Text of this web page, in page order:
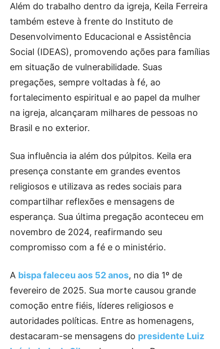
Além do trabalho dentro da igreja, Keila Ferreira
também esteve à frente do Instituto de
Desenvolvimento Educacional e Assistência
Social (IDEAS), promovendo ações para famílias
em situação de vulnerabilidade. Suas
pregações, sempre voltadas à fé, ao
fortalecimento espiritual e ao papel da mulher
na igreja, alcançaram milhares de pessoas no
Brasil e no exterior.
Sua influência ia além dos púlpitos. Keila era
presença constante em grandes eventos
religiosos e utilizava as redes sociais para
compartilhar reflexões e mensagens de
esperança. Sua última pregação aconteceu em
novembro de 2024, reafirmando seu
compromisso com a fé e o ministério.
A bispa faleceu aos 52 anos, no dia 1º de
fevereiro de 2025. Sua morte causou grande
comoção entre fiéis, líderes religiosos e
autoridades políticas. Entre as homenagens,
destacaram-se mensagens do presidente Luiz